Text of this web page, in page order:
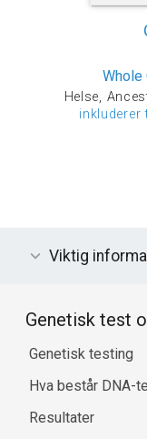
Whole
Helse,
inkluderer
Viktig
Genetisk test
Genetisk testing
Hva består DNA-
Resultater